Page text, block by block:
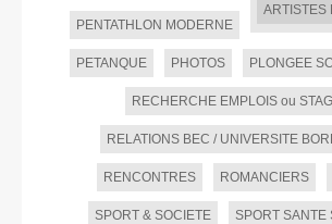
PENTATHLON MODERNE
ARTISTES
PETANQUE PHOTOS PLONGEE
RECHERCHE EMPLOIS ou
RELATIONS BEC / UNIVERSITE
RENCONTRES ROMANCIERS
SPORT & SOCIETE SPORT SANTE